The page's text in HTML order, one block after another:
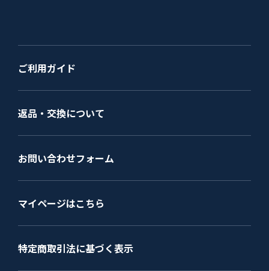
ご利用ガイド
返品・交換について
お問い合わせフォーム
マイページはこちら
特定商取引法に基づく表示